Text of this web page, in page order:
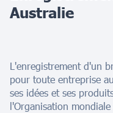
Australie
L'enregistrement d'un
pour toute entreprise
ses idées et ses
l'Organisation